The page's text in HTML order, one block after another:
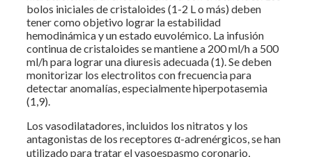
bolos iniciales de cristaloides (1-2 L o más) deben
tener como objetivo lograr la estabilidad
hemodinámica y un estado euvolémico. La infusión
continua de cristaloides se mantiene a 200 ml/h a 500
ml/h para lograr una diuresis adecuada (1). Se deben
monitorizar los electrolitos con frecuencia para
detectar anomalías, especialmente hiperpotasemia
(1,9).
Los vasodilatadores, incluidos los nitratos y los
antagonistas de los receptores α-adrenérgicos, se han
utilizado para tratar el vasoespasmo coronario,